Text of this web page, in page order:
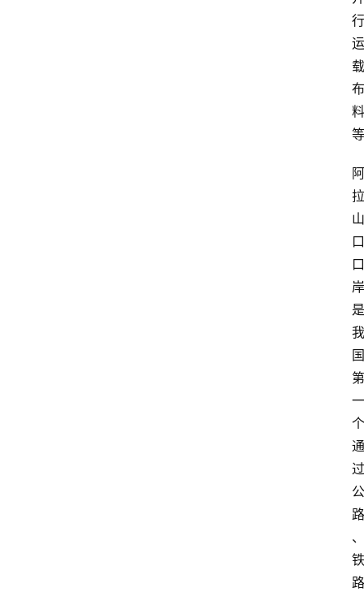
阿
拉
山
口
口
岸
是
我
国
第
一
个
通
过
公
路
、
铁
路